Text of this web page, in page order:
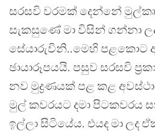
සරසවි වරමක් දෙන්නේ
සැකසුණේ මා විසින් ගන්නා
සේයාරුවිනි..මෙහි පළකොට
ඡායාරූපයයි. පසුව සරසවි
නව මුද්‍රණයක් පළ කළ
මුල් කවරයට දමා පිටකවරය
ඉල්ලා සිටියේය. එයද මා ලද